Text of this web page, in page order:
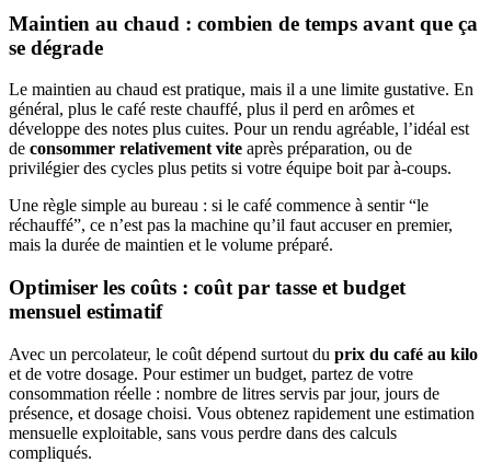
Maintien au chaud : combien de temps avant que ça
se dégrade
Le maintien au chaud est pratique, mais il a une limite gustative. En
général, plus le café reste chauffé, plus il perd en arômes et
développe des notes plus cuites. Pour un rendu agréable, l’idéal est
de consommer relativement vite après préparation, ou de
privilégier des cycles plus petits si votre équipe boit par à-coups.
Une règle simple au bureau : si le café commence à sentir “le
réchauffé”, ce n’est pas la machine qu’il faut accuser en premier,
mais la durée de maintien et le volume préparé.
Optimiser les coûts : coût par tasse et budget
mensuel estimatif
Avec un percolateur, le coût dépend surtout du prix du café au kilo
et de votre dosage. Pour estimer un budget, partez de votre
consommation réelle : nombre de litres servis par jour, jours de
présence, et dosage choisi. Vous obtenez rapidement une estimation
mensuelle exploitable, sans vous perdre dans des calculs
compliqués.